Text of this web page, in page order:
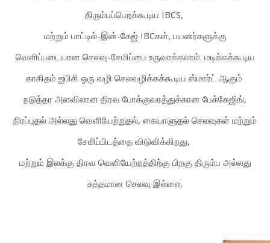
திரும்பப்பெறக்கூடிய IBCS,
மற்றும் பாட்டில்-இன்-கேஜ் IBCகள், பயனர்களுக்கு
வெளிப்படையான செலவு-சேமிப்பை உருவாக்கலாம். மடிக்கக்கூடிய
காகிதம் ஐபிசி ஒரு வழி செலவழிக்கக்கூடிய ஸ்மார்ட் ஆகும்
நடுத்தர அளவிலான திரவ போக்குவரத்துக்கான பேக்கேஜிங்,
நிரப்புதல் அல்லது வெளியேற்றுதல், கையாளுதல் செலவுகள் மற்றும்
சேமிப்பிடத்தை விடுவிக்கிறது,
மற்றும் இலக்கு திரவ வெளியேற்றத்திற்கு பிறகு திரும்ப அல்லது
சுத்தமான செலவு இல்லை.